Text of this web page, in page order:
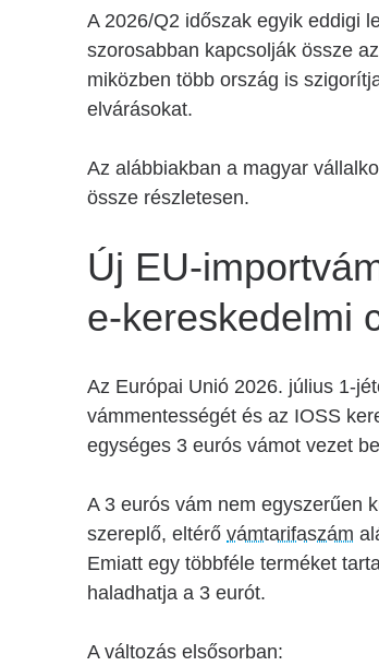
A 2026/Q2 időszak egyik eddigi
szorosabban kapcsolják össze
miközben több ország is
elvárásokat.
Az alábbiakban a magyar
össze részletesen.
Új EU-
e-kereskedelmi
Az Európai Unió 2026. július 1-
vámmentességét és az IOSS
egységes 3 eurós vámot vezet
A 3 eurós vám nem egyszerűen
szereplő, eltérő vámtarifaszám
Emiatt egy többféle terméket
haladhatja a 3 eurót.
A változás elsősorban: